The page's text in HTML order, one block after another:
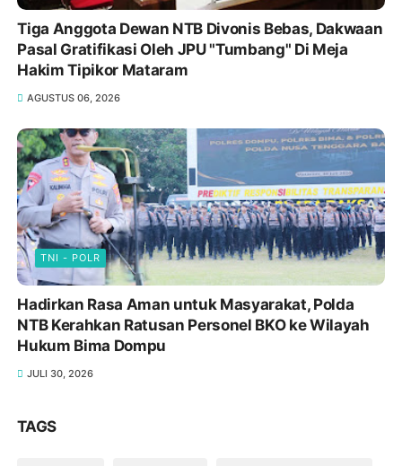
Tiga Anggota Dewan NTB Divonis Bebas, Dakwaan
Pasal Gratifikasi Oleh JPU "Tumbang" Di Meja
Hakim Tipikor Mataram
AGUSTUS 06, 2026
TNI - POLR
Hadirkan Rasa Aman untuk Masyarakat, Polda
NTB Kerahkan Ratusan Personel BKO ke Wilayah
Hukum Bima Dompu
JULI 30, 2026
TAGS